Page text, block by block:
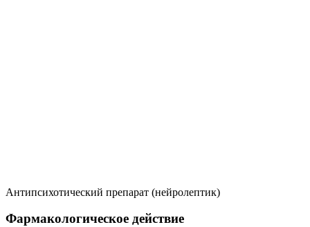
Антипсихотический препарат (нейролептик)
Фармакологическое действие